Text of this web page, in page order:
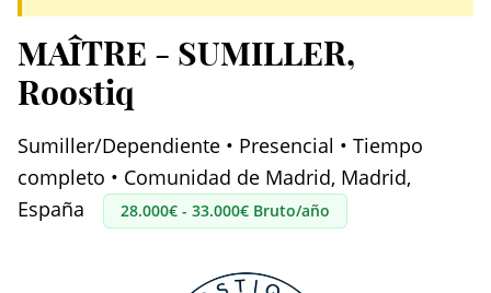
MAÎTRE - SUMILLER,
Roostiq
Sumiller/Dependiente • Presencial • Tiempo
completo • Comunidad de Madrid, Madrid,
España
28.000€ - 33.000€ Bruto/año